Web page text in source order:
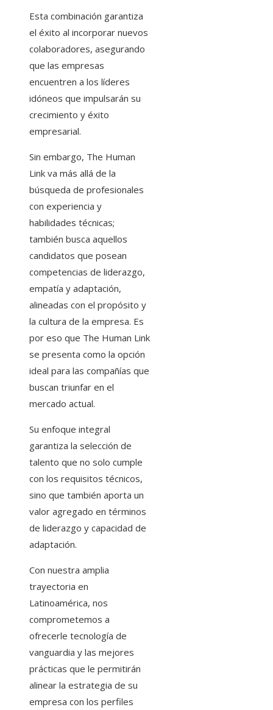
Esta combinación garantiza
el éxito al incorporar nuevos
colaboradores, asegurando
que las empresas
encuentren a los líderes
idóneos que impulsarán su
crecimiento y éxito
empresarial.
Sin embargo, The Human
Link va más allá de la
búsqueda de profesionales
con experiencia y
habilidades técnicas;
también busca aquellos
candidatos que posean
competencias de liderazgo,
empatía y adaptación,
alineadas con el propósito y
la cultura de la empresa. Es
por eso que The Human Link
se presenta como la opción
ideal para las compañías que
buscan triunfar en el
mercado actual.
Su enfoque integral
garantiza la selección de
talento que no solo cumple
con los requisitos técnicos,
sino que también aporta un
valor agregado en términos
de liderazgo y capacidad de
adaptación.
Con nuestra amplia
trayectoria en
Latinoamérica, nos
comprometemos a
ofrecerle tecnología de
vanguardia y las mejores
prácticas que le permitirán
alinear la estrategia de su
empresa con los perfiles